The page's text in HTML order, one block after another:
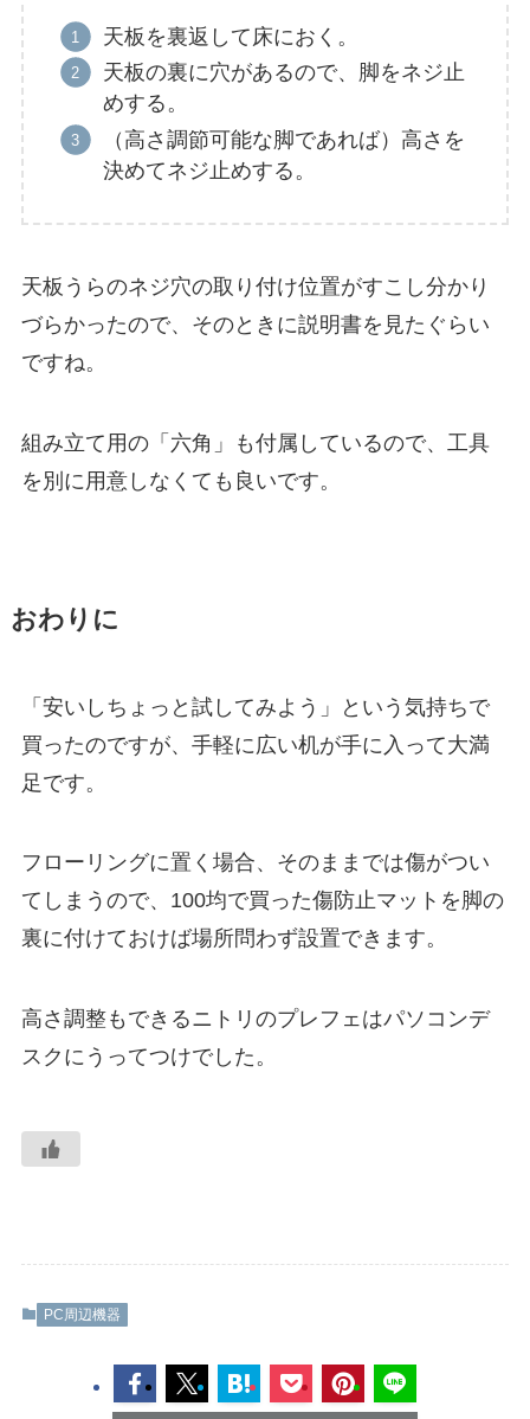
天板を裏返して床におく。
天板の裏に穴があるので、脚をネジ止
めする。
（高さ調節可能な脚であれば）高さを
決めてネジ止めする。
天板うらのネジ穴の取り付け位置がすこし分かり
づらかったので、そのときに説明書を見たぐらい
ですね。
組み立て用の「六角」も付属しているので、工具
を別に用意しなくても良いです。
おわりに
「安いしちょっと試してみよう」という気持ちで
買ったのですが、手軽に広い机が手に入って大満
足です。
フローリングに置く場合、そのままでは傷がつい
てしまうので、100均で買った傷防止マットを脚の
裏に付けておけば場所問わず設置できます。
高さ調整もできるニトリのプレフェはパソコンデ
スクにうってつけでした。
PC周辺機器